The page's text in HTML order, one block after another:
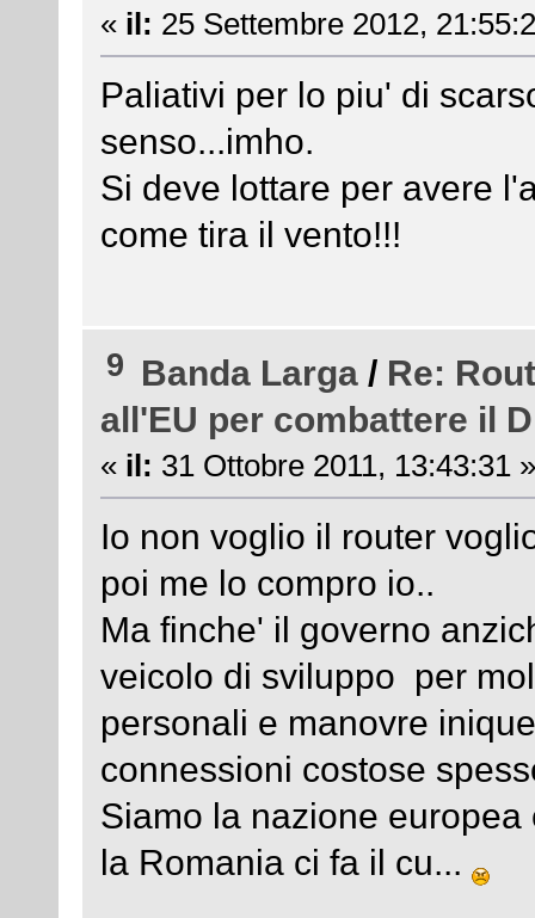
« il: 25 Settembre 2012,
Paliativi per lo piu' di
senso...imho.
Si deve lottare per avere
come tira il vento!!!
9 Banda Larga / Re:
all'EU per combattere il
« il: 31 Ottobre 2011, 13:43:31 »
Io non voglio il router
poi me lo compro io..
Ma finche' il governo
veicolo di sviluppo per
personali e manovre
connessioni costose
Siamo la nazione
la Romania ci fa il cu...